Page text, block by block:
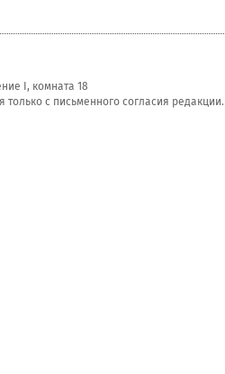
I, комната 18
с письменного согласия редакции.